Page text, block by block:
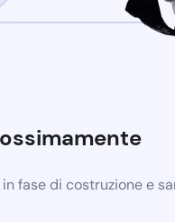
fase di costruzione e